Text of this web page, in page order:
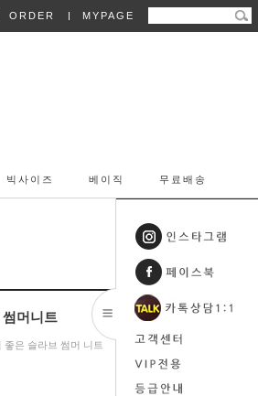
ORDER MYPAGE
빅사이즈 베이직 무료배송
머니트
은 슬라브 썸머 니트